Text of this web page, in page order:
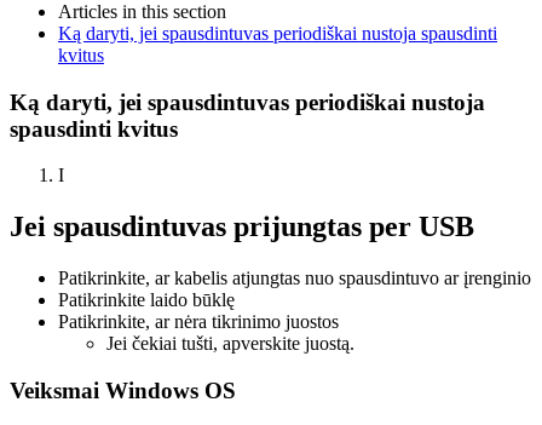
Articles in this section
Ką daryti, jei spausdintuvas periodiškai nustoja spausdinti
kvitus
Ką daryti, jei spausdintuvas periodiškai nustoja
spausdinti kvitus
I
Jei spausdintuvas prijungtas per USB
Patikrinkite, ar kabelis atjungtas nuo spausdintuvo ar įrenginio
Patikrinkite laido būklę
Patikrinkite, ar nėra tikrinimo juostos
Jei čekiai tušti, apverskite juostą.
Veiksmai Windows OS